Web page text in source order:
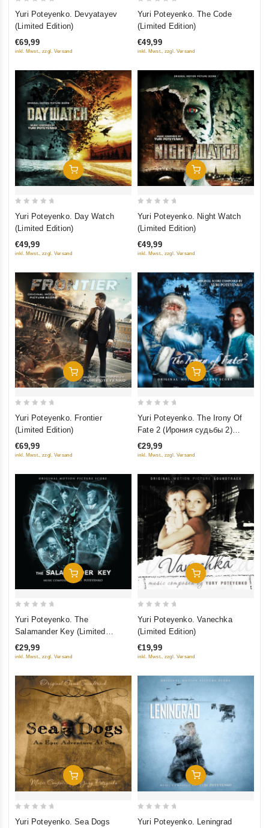
5
Yuri Poteyenko. Devyatayev
(Limited Edition)
€69,99
inkl. Mwst., zzgl. Versand
5
Yuri Poteyenko. The Code
(Limited Edition)
€49,99
inkl. Mwst., zzgl. Versand
Добавить В Корзину
5
Yuri Poteyenko. Day Watch
(Limited Edition)
€49,99
inkl. Mwst., zzgl. Versand
Добавить В Корзину
5
Yuri Poteyenko. Night Watch
(Limited Edition)
€49,99
inkl. Mwst., zzgl. Versand
Добавить В Корзину
5
Yuri Poteyenko. Frontier
(Limited Edition)
€69,99
inkl. Mwst., zzgl. Versand
Добавить В Корзину
5
Yuri Poteyenko. The Irony Of
Fate 2 (Ирония судьбы 2)
(Limited Edition)
€29,99
inkl. Mwst., zzgl. Versand
Добавить В Корзину
5
Yuri Poteyenko. The
Salamander Key (Limited
Edition)
€29,99
inkl. Mwst., zzgl. Versand
Добавить В Корзину
5
Yuri Poteyenko. Vanechka
(Limited Edition)
€19,99
inkl. Mwst., zzgl. Versand
Добавить В Корзину
Yuri Poteyenko. Sea Dogs
Добавить В Корзину
Yuri Poteyenko. Leningrad